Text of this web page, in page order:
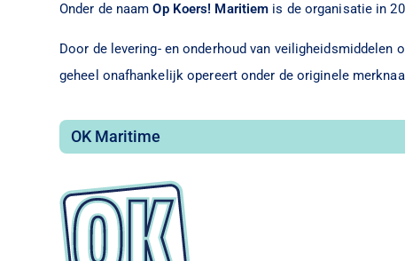
Onder de naam Op Koers! Maritiem is de organisatie in
Door de levering- en onderhoud van veiligheidsmiddelen
geheel onafhankelijk opereert onder de originele
OK Maritime